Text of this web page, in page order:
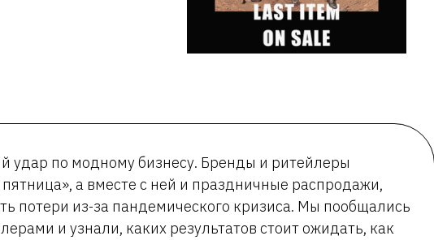
удар по модному бизнесу. Бренды и ритейлеры
а вместе с ней и праздничные распродажи,
потери из-за пандемического кризиса. Мы пообщались
и узнали, каких результатов стоит ожидать, как